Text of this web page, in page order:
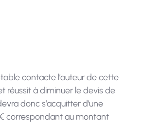
contacte l’auteur de cette
réussit à diminuer le devis de
donc s’acquitter d’une
correspondant au montant